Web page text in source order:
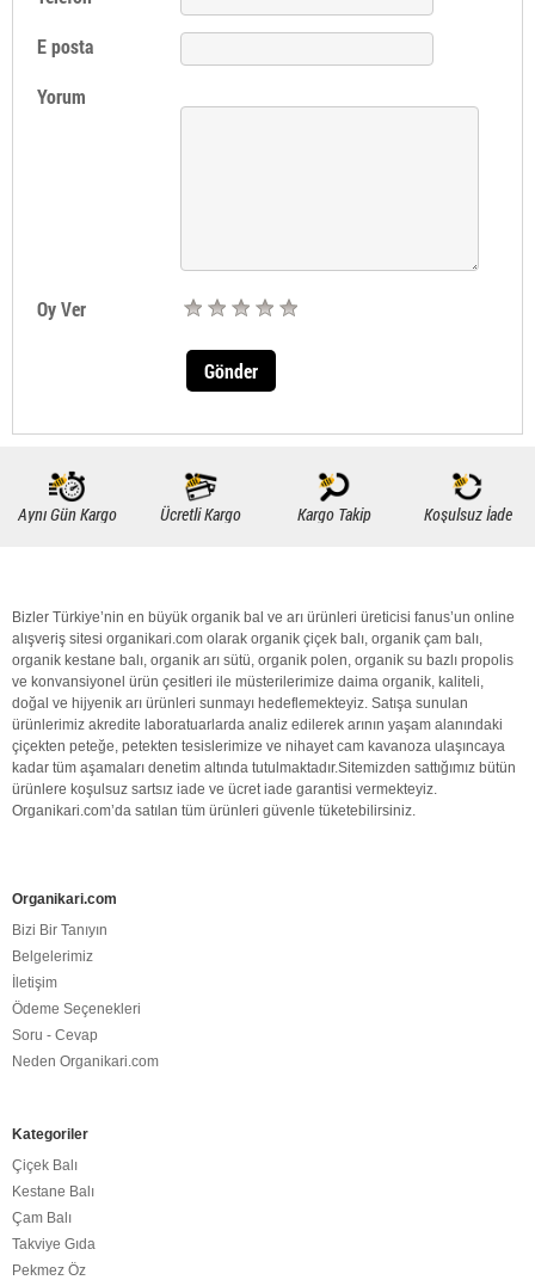
E posta
Yorum
Oy Ver
Gönder
Aynı Gün Kargo Ücretli Kargo Kargo Takip Koşulsuz İade
Bizler Türkiye’nin en büyük organik bal ve arı ürünleri üreticisi fanus’un online
alışveriş sitesi organikari.com olarak organik çiçek balı, organik çam balı,
organik kestane balı, organik arı sütü, organik polen, organik su bazlı propolis
ve konvansiyonel ürün çesitleri ile müsterilerimize daima organik, kaliteli,
doğal ve hijyenik arı ürünleri sunmayı hedeflemekteyiz. Satışa sunulan
ürünlerimiz akredite laboratuarlarda analiz edilerek arının yaşam alanındaki
çiçekten peteğe, petekten tesislerimize ve nihayet cam kavanoza ulaşıncaya
kadar tüm aşamaları denetim altında tutulmaktadır.Sitemizden sattığımız bütün
ürünlere koşulsuz sartsız iade ve ücret iade garantisi vermekteyiz.
Organikari.com’da satılan tüm ürünleri güvenle tüketebilirsiniz.
Organikari.com
Bizi Bir Tanıyın
Belgelerimiz
İletişim
Ödeme Seçenekleri
Soru - Cevap
Neden Organikari.com
Kategoriler
Çiçek Balı
Kestane Balı
Çam Balı
Takviye Gıda
Pekmez Öz